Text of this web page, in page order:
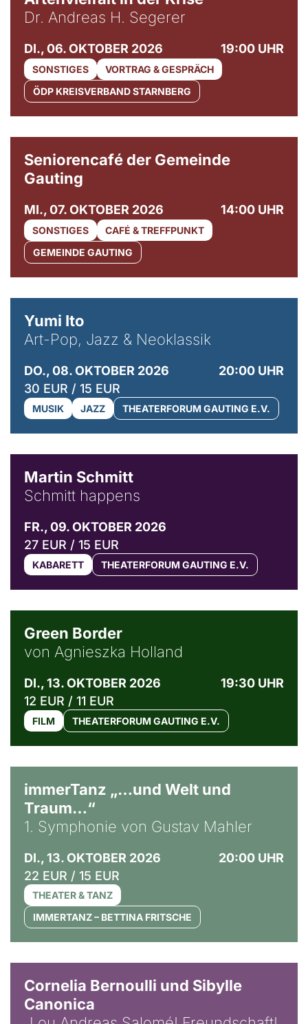
Dr. Andreas H. Segerer
DI., 06. OKTOBER 2026 19:00 UHR
SONSTIGES
VORTRAG & GESPRÄCH
ÖDP KREISVERBAND STARNBERG
Seniorencafé der Gemeinde
Gauting
MI., 07. OKTOBER 2026 14:00 UHR
SONSTIGES
CAFÉ & TREFFPUNKT
GEMEINDE GAUTING
Yumi Ito
Art-Pop, Jazz & Neoklassik
DO., 08. OKTOBER 2026
20:00 UHR
30 EUR / 15 EUR
MUSIK JAZZ THEATERFORUM GAUTING E.V.
Martin Schmitt
Schmitt happens
FR., 09. OKTOBER 2026
27 EUR / 15 EUR
KABARETT THEATERFORUM GAUTING E.V.
Green Border
von Agnieszka Holland
DI., 13. OKTOBER 2026
19:30 UHR
12 EUR / 11 EUR
FILM THEATERFORUM GAUTING E.V.
immerTanz „…und Welt und
Traum…“
1. Symphonie von Gustav Mahler
DI., 13. OKTOBER 2026
20:00 UHR
22 EUR / 15 EUR
THEATER & TANZ
IMMERTANZ – BETTINA FRITSCHE
Cornelia Bernoulli und Sibylle
Canonica